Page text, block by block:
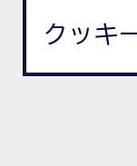
クッキ